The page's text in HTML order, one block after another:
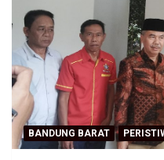
BANDUNG BARAT